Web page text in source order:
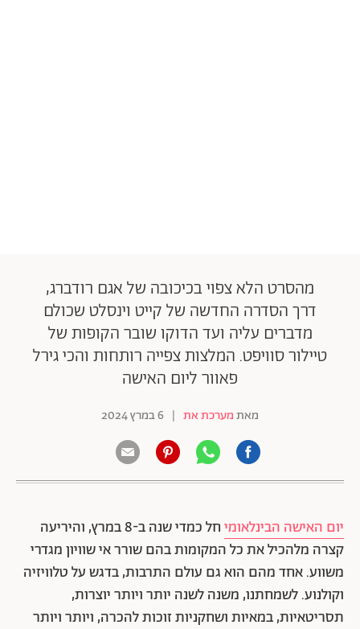
מהסרט הלא צפוי בכיכובה של אגם רודברג,
דרך הסדרה החדשה של קייט וינסלט שכולם
מדברים עליה ועד הדוקו שובר הקופות של
טיילור סוויפט. המלצות צפייה רותחות והכי גירל
פאוור ליום האישה
מאתמערכת את | 6 במרץ 2024
יום האישה הבינלאומי
חל כמדי שנה ב-8 במרץ, והיריעה
קצרה מלהכיל את כל המקומות בהם שורר אי שוויון מגדרי
משווע. אחד מהם הוא גם עולם התרבות, בדגש על טלוויזיה
וקולנוע. לשמחתנו, משנה לשנה יותר ויותר יוצרות,
תסריטאיות, במאיות ושחקניות זוכות להכרה, ויותר ויותר